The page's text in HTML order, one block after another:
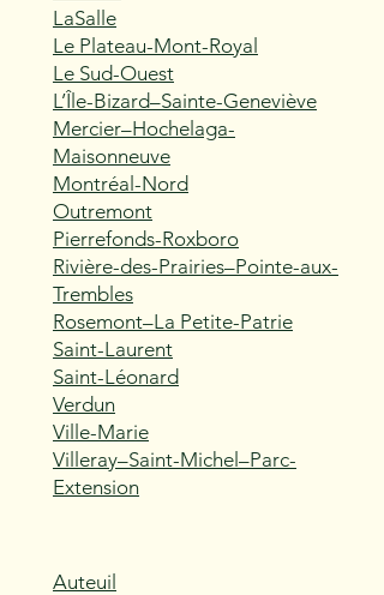
LaSalle
Le Plateau-Mont-Royal
Le Sud-Ouest
L’Île-Bizard–Sainte-Geneviève
Mercier–Hochelaga-
Maisonneuve
Montréal-Nord
Outremont
Pierrefonds-Roxboro
Rivière-des-Prairies–Pointe-aux-
Trembles
Rosemont–La Petite-Patrie
Saint-Laurent
Saint-Léonard
Verdun
Ville-Marie
Villeray–Saint-Michel–Parc-
Extension
Auteuil